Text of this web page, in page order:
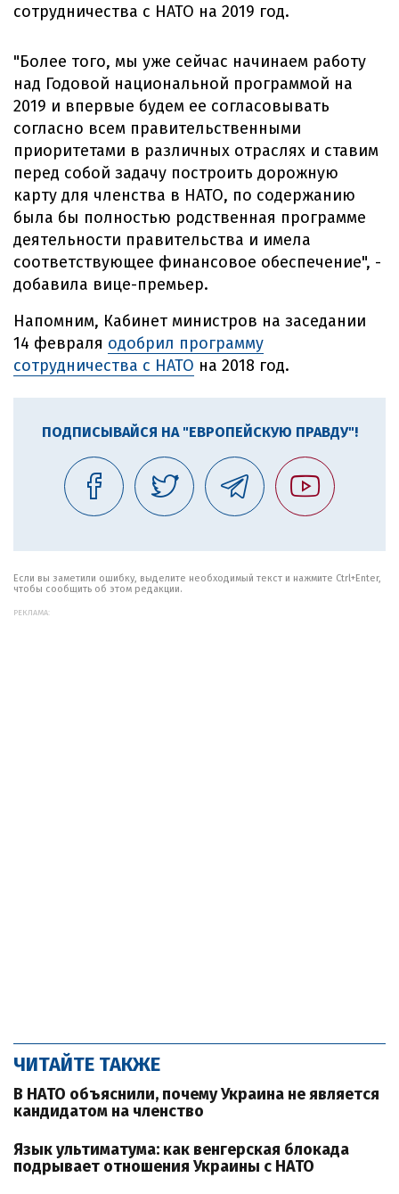
сотрудничества с НАТО на 2019 год.
"Более того, мы уже сейчас начинаем работу
над Годовой национальной программой на
2019 и впервые будем ее согласовывать
согласно всем правительственными
приоритетами в различных отраслях и ставим
перед собой задачу построить дорожную
карту для членства в НАТО, по содержанию
была бы полностью родственная программе
деятельности правительства и имела
соответствующее финансовое обеспечение", -
добавила вице-премьер.
Напомним, Кабинет министров на заседании
14 февраля одобрил программу
сотрудничества с НАТО на 2018 год.
ПОДПИСЫВАЙСЯ НА "ЕВРОПЕЙСКУЮ ПРАВДУ"!
Если вы заметили ошибку, выделите необходимый текст и нажмите Ctrl+Enter,
чтобы сообщить об этом редакции.
РЕКЛАМА:
ЧИТАЙТЕ ТАКЖЕ
В НАТО объяснили, почему Украина не является
кандидатом на членство
Язык ультиматума: как венгерская блокада
подрывает отношения Украины с НАТО